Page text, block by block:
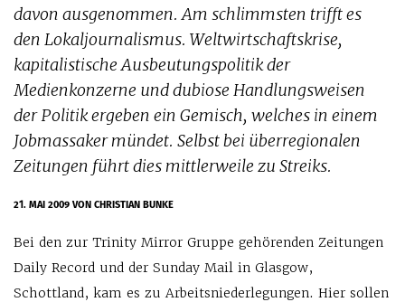
davon ausgenommen. Am schlimmsten trifft es
den Lokaljournalismus. Weltwirtschaftskrise,
kapitalistische Ausbeutungspolitik der
Medienkonzerne und dubiose Handlungsweisen
der Politik ergeben ein Gemisch, welches in einem
Jobmassaker mündet. Selbst bei überregionalen
Zeitungen führt dies mittlerweile zu Streiks.
21. MAI 2009VON CHRISTIAN BUNKE
Bei den zur Trinity Mirror Gruppe gehörenden Zeitungen
Daily Record und der Sunday Mail in Glasgow,
Schottland, kam es zu Arbeitsniederlegungen. Hier sollen